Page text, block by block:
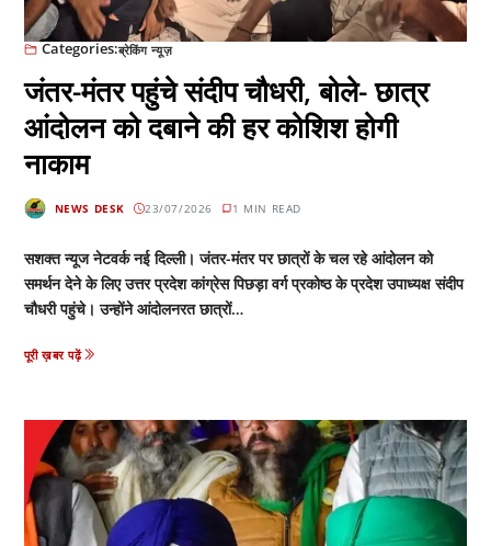
Categories:ब्रेकिंग न्यूज़
जंतर-मंतर पहुंचे संदीप चौधरी, बोले- छात्र
आंदोलन को दबाने की हर कोशिश होगी
नाकाम
NEWS DESK 23/07/2026 1 MIN READ
सशक्त न्यूज नेटवर्क नई दिल्ली। जंतर-मंतर पर छात्रों के चल रहे आंदोलन को
समर्थन देने के लिए उत्तर प्रदेश कांग्रेस पिछड़ा वर्ग प्रकोष्ठ के प्रदेश उपाध्यक्ष संदीप
चौधरी पहुंचे। उन्होंने आंदोलनरत छात्रों…
पूरी ख़बर पढ़ें